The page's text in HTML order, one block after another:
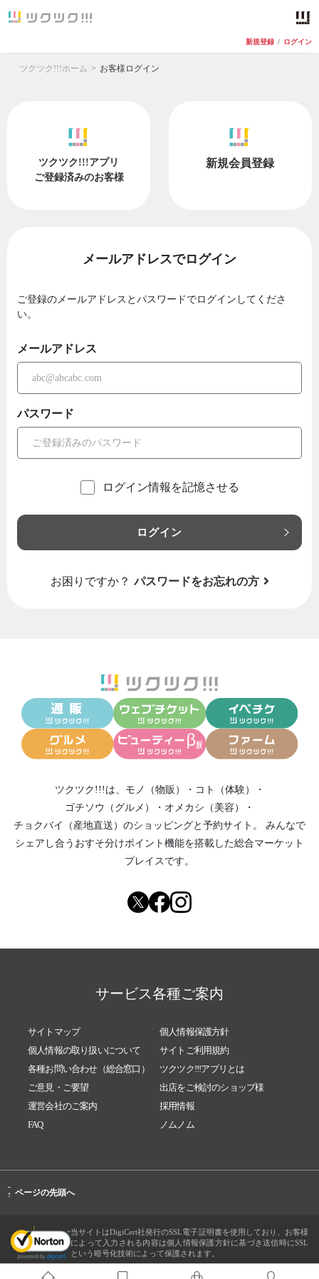
新規登録 / ログイン
ツクツク!!!ホーム お客様ログイン
ツクツク!!!アプリ
ご登録済みのお客様
新規会員登録
メールアドレスでログイン
ご登録のメールアドレスとパスワードでログインしてくださ
い。
メールアドレス
パスワード
ログイン情報を記憶させる
ログイン
お困りですか？ パスワードをお忘れの方
ツクツク!!!は、 モノ（物販） ・ コト（体験）
・
ゴチソウ（グルメ）
・ オメカシ（美容）
・
チョクバイ（産地直送） のショッピングと予約サイト。
みんなで
シェアし合う おすそ分けポイント機能を搭載した総合マーケット
プレイスです。
サービス各種ご案内
サイトマップ
個人情報保護方針
個人情報の取り扱いについて
サイトご利用規約
各種お問い合わせ（総合窓口）
ツクツク!!!アプリとは
ご意見・ご要望
出店をご検討のショップ様
運営会社のご案内
採用情報
FAQ
ノムノム
-
↑ ページの先頭へ
当サイトはDigiCert社発行のSSL電子証明書を使用しており、お客様
によって入力される内容は個人情報保護方針に基づき送信時にSSL
という暗号化技術によって保護されます。